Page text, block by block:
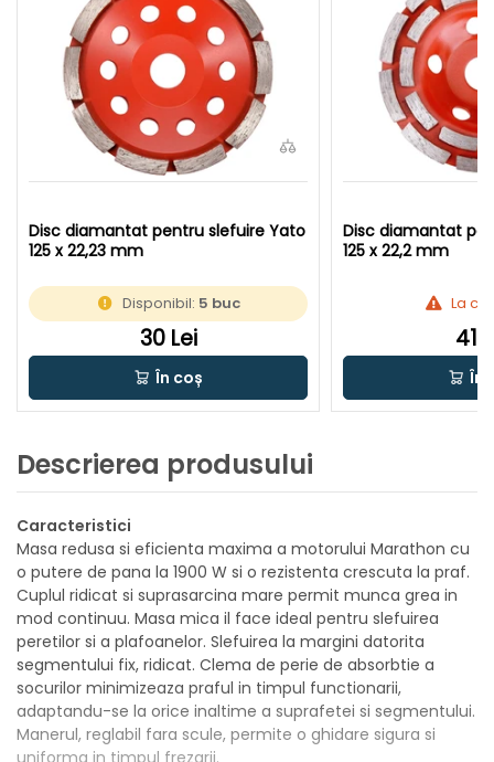
Disc diamantat pentru slefuire Yato
125 x 22,23 mm
Disponibil: 5 buc
30 Lei
În coș
Disc diamantat
125 x 22,2 mm
La
41
În
Descrierea produsului
Caracteristici
Masa redusa si eficienta maxima a motorului Marathon cu
o putere de pana la 1900 W si o rezistenta crescuta la praf.
Cuplul ridicat si suprasarcina mare permit munca grea in
mod continuu. Masa mica il face ideal pentru slefuirea
peretilor si a plafoanelor. Slefuirea la margini datorita
segmentului fix, ridicat. Clema de perie de absorbtie a
socurilor minimizeaza praful in timpul functionarii,
adaptandu-se la orice inaltime a suprafetei si segmentului.
Manerul, reglabil fara scule, permite o ghidare sigura si
uniforma in timpul frezarii.